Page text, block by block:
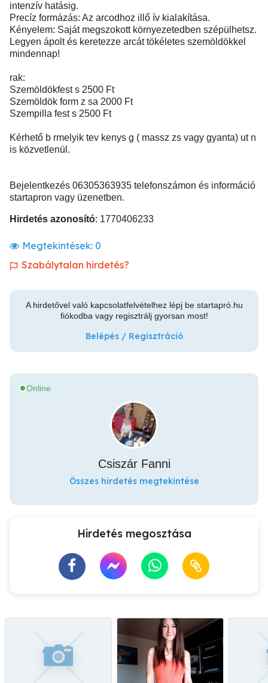
intenzív hatásig.
Precíz formázás: Az arcodhoz illő ív kialakítása.
Kényelem: Saját megszokott környezetedben szépülhetsz.
Legyen ápolt és keretezze arcát tökéletes szemöldökkel
mindennap!
rak:
Szemöldökfest s 2500 Ft
Szemöldök form z sa 2000 Ft
Szempilla fest s 2500 Ft
Kérhető b rmelyik tev kenys g ( massz zs vagy gyanta) ut n
is közvetlenül.
Bejelentkezés 06305363935 telefonszámon és információ
startapron vagy üzenetben.
Hirdetés azonosító: 1770406233
Megtekintések: 0
Szabálytalan hirdetés?
A hirdetővel való kapcsolatfelvételhez lépj be startapró.hu
fiókodba vagy regisztrálj gyorsan most!
Belépés / Regisztráció
Online
Csiszár Fanni
Összes hirdetés megtekintése
Hirdetés megosztása